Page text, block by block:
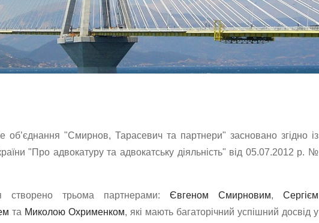
об’єднання "Смирнов, Тарасевич та партнери" засновано згідно із
"Про адвокатуру та адвокатську діяльність" від 05.07.2012 р. №
створено трьома партнерами: Євгеном Смирновим, Сергієм
та Миколою Охрименком, які мають багаторічний успішний досвід у